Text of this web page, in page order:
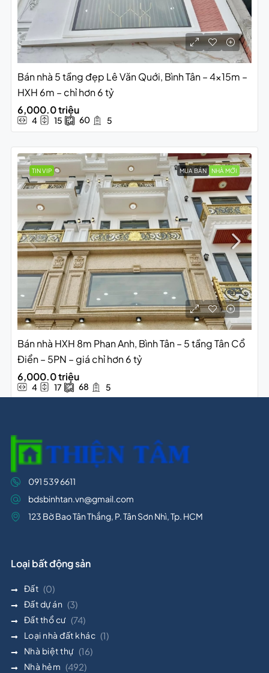
Bán nhà 5 tầng đẹp Lê Văn Quới, Bình Tân – 4x15m –
HXH 6m – chỉ hơn 6 tỷ
6,000.0 triệu
4 15 60 5
TIN VIP MUA BÁN NHÀ MỚI
Bán nhà HXH 8m Phan Anh, Bình Tân – 5 tầng Tân Cổ
Điển – 5PN – giá chỉ hơn 6 tỷ
6,000.0 triệu
4 17 68 5
091 539 6611
bdsbinhtan.vn@gmail.com
123 Bờ Bao Tân Thắng, P. Tân Sơn Nhì, Tp. HCM
Loại bất động sản
Đất (0)
Đất dự án (3)
Đất thổ cư (74)
Loại nhà đất khác (1)
Nhà biệt thự (16)
Nhà hẻm (492)